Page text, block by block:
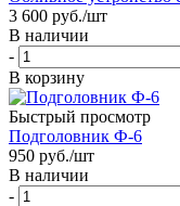
3 600 руб./шт
В наличии
-
В корзину
Быстрый просмотр
Подголовник Ф-6
950 руб./шт
В наличии
-